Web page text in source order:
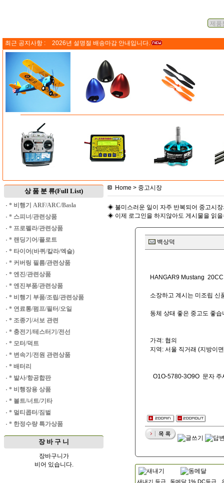
최근 공지사항 : 2026년 설명절 배송마감 안내입니다.
상 품 분 류(Full List)
· * 비행기 ARF/ARC/Basla
· * 스피너/관련상품
· * 프로펠라/관련상품
· * 랜딩기어/플로트
· * 타이어(바퀴/칼라/엑슬)
· * 커버링 필름/관련상품
· * 엔진/관련상품
· * 엔진부품/관련상품
· * 비행기 부품/조립/관련상품
· * 연료통/펌프/필터/오일
· * 조종기/서보 관련
· * 충전기/테스터기/전선
· * 모터/덕트
· * 변속기/전원 관련상품
· * 배터리
· * 발사/항공합판
· * 비행장용 상품
· * 볼트/너트/기타
· * 멀티콥터/짐벌
· * 한정수량 특가상품
장 바 구 니
장바구니가
비어 있습니다.
Home > 중고시장
◈ 불미스러운 일이 자주 반복되어 중고시
◈ 이제 로그인을 하지않아도 게시물을 읽
백상덕
HANGAR9 Mustang
소장하고 계시는 미조립 신
동체 상태 좋은 중고도 좋습
가격: 협의
지역: 서울 직거래 (지방이
O1O-5780-3O9O 문자 주
새내기 등급 동메달 1% DC등급